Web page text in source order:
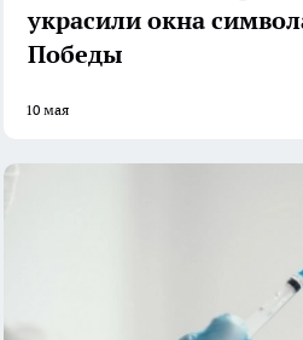
украсили окна
Победы
10 мая